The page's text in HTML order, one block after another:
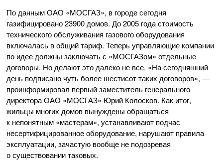
По даннымОАО «МОСГАЗ», в городе сегодня
газифицировано 23900 домов. До 2005 года стоимость
технического обслуживания газового оборудования
включалась в общий тариф. Теперь управляющие компании
по идее должны заключать с «МОСГАЗом» отдельные
договоры. Но делают это далеко не все. «На сегодняшний
день подписано чуть более шестисот таких договоров», —
проинформировал первый заместитель генерального
директораОАО «МОСГАЗ» Юрий Колосков. Как итог,
жильцы многих домов вынуждены обращаться
к непонятным «мастерам», устанавливают подчас
несертифицированное оборудование, нарушают правила
эксплуатации, зачастую вообще не подозревая
о существовании таковых.